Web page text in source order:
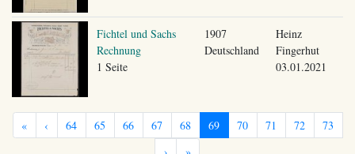
Fichtel und Sachs
Rechnung
1 Seite
1907
Deutschland
Heinz
Fingerhut
03.01.2021
« ‹ 64 65 66 67 68 69 70 71 72
73
›
»